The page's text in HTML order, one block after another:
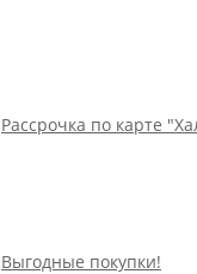
Рассрочка по карте
Выгодные покупки!